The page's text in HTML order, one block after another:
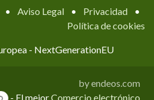
• Aviso Legal • Privacidad
•
Política de cookies
- NextGenerationEU
by endeos.com
- El mejorComercio electrónico